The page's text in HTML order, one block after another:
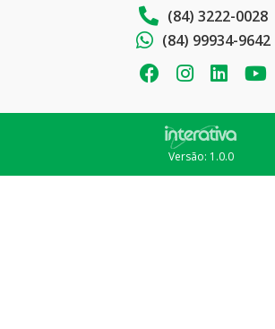
(84) 3222-0028
(84) 99934-9642
Versão: 1.0.0